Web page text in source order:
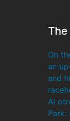
On
an
and
Al
Park: